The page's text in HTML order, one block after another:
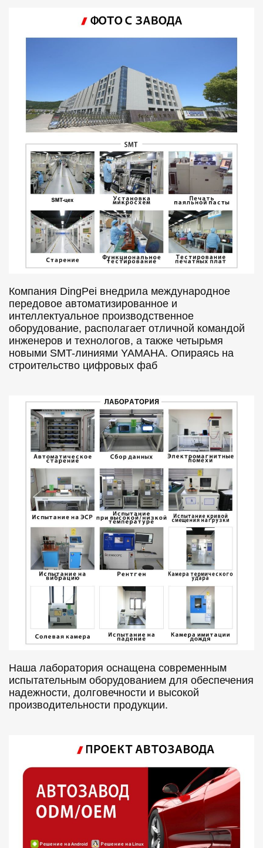
Компания DingPei внедрила международное
передовое автоматизированное и
интеллектуальное производственное
оборудование, располагает отличной командой
инженеров и технологов, а также четырьмя
новыми SMT-линиями YAMAHA. Опираясь на
строительство цифровых фаб
Наша лаборатория оснащена современным
испытательным оборудованием для обеспечения
надежности, долговечности и высокой
производительности продукции.